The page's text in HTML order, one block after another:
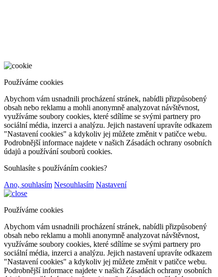
Používáme cookies
Abychom vám usnadnili procházení stránek, nabídli přizpůsobený
obsah nebo reklamu a mohli anonymně analyzovat návštěvnost,
využíváme soubory cookies, které sdílíme se svými partnery pro
sociální média, inzerci a analýzu. Jejich nastavení upravíte odkazem
"Nastavení cookies" a kdykoliv jej můžete změnit v patičce webu.
Podrobnější informace najdete v našich Zásadách ochrany osobních
údajů a používání souborů cookies.
Souhlasíte s používáním cookies?
Ano, souhlasím Nesouhlasím Nastavení
Používáme cookies
Abychom vám usnadnili procházení stránek, nabídli přizpůsobený
obsah nebo reklamu a mohli anonymně analyzovat návštěvnost,
využíváme soubory cookies, které sdílíme se svými partnery pro
sociální média, inzerci a analýzu. Jejich nastavení upravíte odkazem
"Nastavení cookies" a kdykoliv jej můžete změnit v patičce webu.
Podrobnější informace najdete v našich Zásadách ochrany osobních